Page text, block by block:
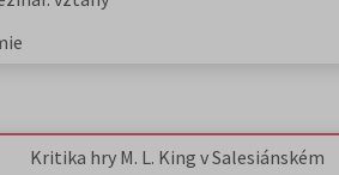
Kritika hry M. L. King v Salesiánském